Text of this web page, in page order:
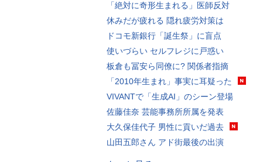
「絶対に奇形生まれる」医師反対
休みだが疲れる 隠れ疲労対策は
ドコモ新銀行「誕生祭」に盲点
使いづらい セルフレジに戸惑い
板倉も冨安ら同僚に? 関係者指摘
「2010年生まれ」事実に耳疑った
VIVANTで「生成AI」のシーン登場
佐藤佳奈 芸能事務所所属を発表
大久保佳代子 男性に貢いだ過去
山田五郎さん アド街最後の出演